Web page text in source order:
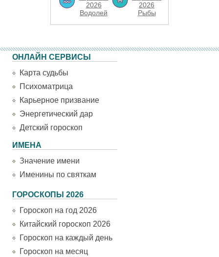
2026
Водолей
2026
Рыбы
ОНЛАЙН СЕРВИСЫ
Карта судьбы
Психоматрица
Карьерное призвание
Энергетический дар
Детский гороскоп
ИМЕНА
Значение имени
Именины по святкам
ГОРОСКОПЫ 2026
Гороскоп на год 2026
Китайский гороскоп 2026
Гороскоп на каждый день
Гороскоп на месяц